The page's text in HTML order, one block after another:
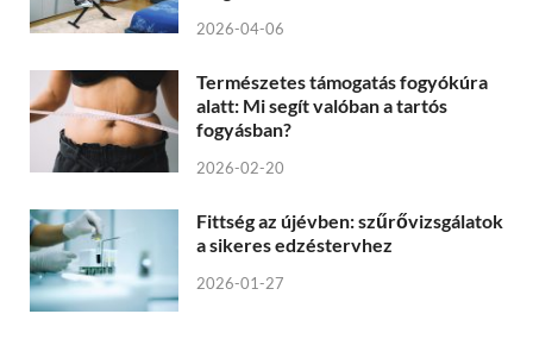
2026-04-06
Természetes támogatás fogyókúra
alatt: Mi segít valóban a tartós
fogyásban?
2026-02-20
Fittség az újévben: szűrővizsgálatok
a sikeres edzéstervhez
2026-01-27